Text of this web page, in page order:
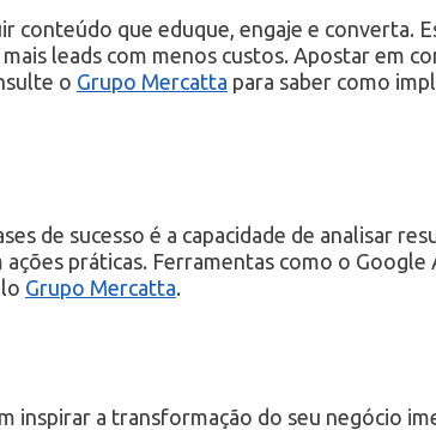
conteúdo que eduque, engaje e converta.
leads com menos custos. Apostar em
o Grupo Mercatta para saber como
de sucesso é a capacidade de analisar
práticas. Ferramentas como o
Grupo Mercatta.
inspirar a transformação do seu negócio